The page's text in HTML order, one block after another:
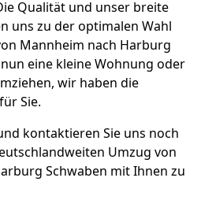
Qualität und unser breite
uns zu der optimalen Wahl
Mannheim nach Harburg
eine kleine Wohnung oder
wir haben die
Sie.
kontaktieren Sie uns noch
Umzug von
Schwaben mit Ihnen zu